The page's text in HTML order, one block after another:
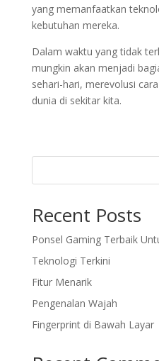
yang memanfaatkan
kebutuhan mereka.
Dalam waktu yang tidak
mungkin akan menjadi
sehari-hari, merevolusi
dunia di sekitar kita.
Recent Posts
Ponsel Gaming Terbaik
Teknologi Terkini
Fitur Menarik
Pengenalan Wajah
Fingerprint di Bawah Layar